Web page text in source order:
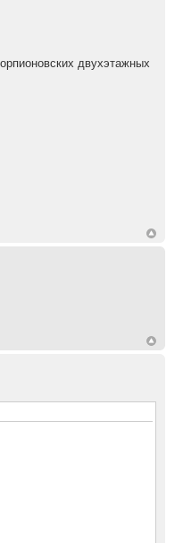
двухэтажных